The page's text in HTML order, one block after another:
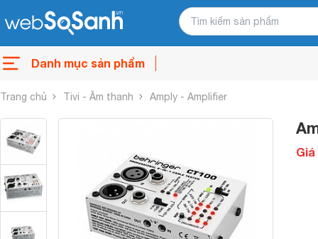
Danh mục sản phẩm
Trang chủ Tivi - Âm thanh Amply - Amplifier